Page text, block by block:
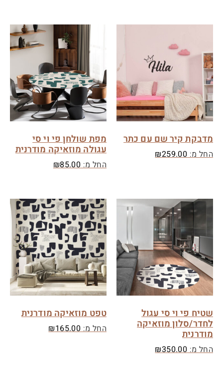
מדבקת קיר שם עם כתר
החל מ: ₪259.00
מפת שולחן פי וי סי
עגולה מוזאיקה מודרנית
החל מ: ₪85.00
שטיח פי וי סי עגול
לחדר/סלון מוזאיקה
מודרנית
החל מ: ₪350.00
טפט מוזאיקה מודרנית
החל מ: ₪165.00